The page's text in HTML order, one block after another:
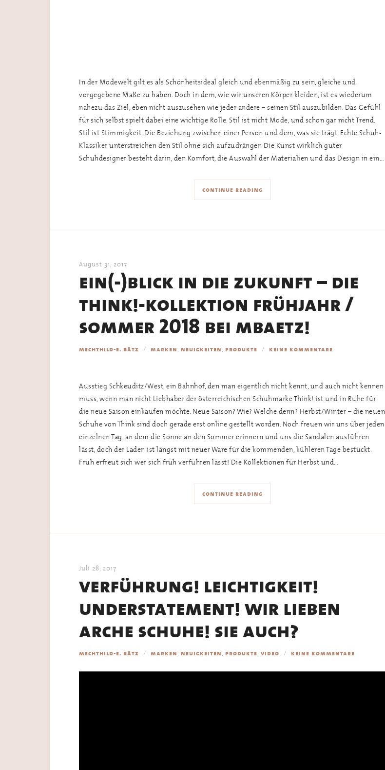
In der Modewelt gilt es als Schönheitsideal gleich und ebenmäßig zu sein, gleiche und
vorgegebene Maße zu haben. Doch in dem, wie wir unseren Körper kleiden, ist es wiederum
nahezu das Ziel, eben nicht auszusehen wie jeder andere – seinen Stil auszubilden. Das Gefühl
für sich selbst spielt dabei eine wichtige Rolle. Stil ist nicht Mode, und schon gar nicht Trend.
Stil ist Stimmigkeit. Die Beziehung zwischen einer Person und dem, was sie trägt. Echte Schuh-
Klassiker unterstreichen den Stil ohne sich aufzudrängen Die Kunst wirklich guter
Schuhdesigner besteht darin, den Komfort, die Auswahl der Materialien und das Design in ein…
continue reading
August 31, 2017
ein(-)blick in die zukunft – die
think!-kollektion frühjahr /
sommer 2018 bei mbaetz!
mechthild-e. bätz marken, neuigkeiten, produkte keine kommentare
Ausstieg Schkeuditz/West, ein Bahnhof, den man eigentlich nicht kennt, und auch nicht kennen
muss, wenn man nicht Liebhaber der österreichischen Schuhmarke Think! ist und in Ruhe für
die neue Saison einkaufen möchte. Neue Saison? Wie? Welche denn? Herbst/Winter – die neuen
Schuhe von Think sind doch gerade erst online gestellt worden. Noch freuen wir uns über jeden
einzelnen Tag, an dem die Sonne an den Sommer erinnern und uns die Sandalen ausführen
lässt, doch der Laden ist längst mit neuer Ware für die kommenden, kühleren Tage bestückt.
Früh erfreut sich wer sich früh verführen lässt! Die Kollektionen für Herbst und…
continue reading
Juli 28, 2017
verführung! leichtigkeit!
understatement! wir lieben
arche schuhe! sie auch?
mechthild-e. bätz marken, neuigkeiten, produkte, video keine kommentare